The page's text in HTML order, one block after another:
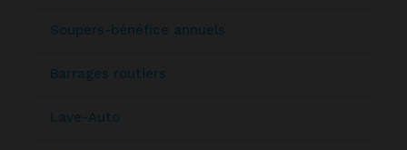
Soupers-bénéfice annuels
Barrages routiers
Lave-Auto